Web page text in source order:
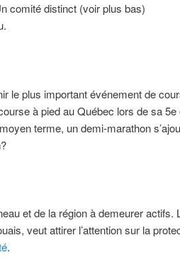
comité distinct (voir plus bas)
le plus important événement de
à pied au Québec lors de sa 5e
terme, un demi-marathon
et de la région à demeurer actifs.
veut attirer l’attention sur la
.